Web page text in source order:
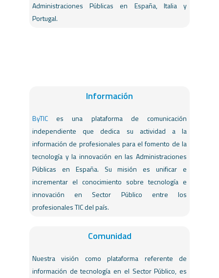
Administraciones Públicas en España, Italia y
Portugal.
Información
ByTIC es una plataforma de comunicación
independiente que dedica su actividad a la
información de profesionales para el fomento de la
tecnología y la innovación en las Administraciones
Públicas en España. Su misión es unificar e
incrementar el conocimiento sobre tecnología e
innovación en Sector Público entre los
profesionales TIC del país.
Comunidad
Nuestra visión como plataforma referente de
información de tecnología en el Sector Público, es